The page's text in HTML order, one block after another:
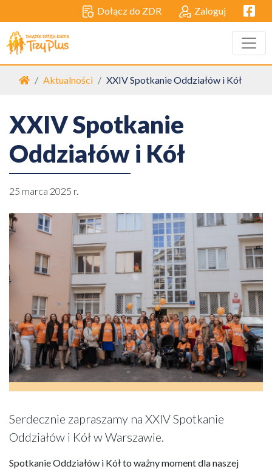
Dołącz do ZDR Zaloguj
Strona główna
Aktualności XXIV Spotkanie Oddziałów i Kół
XXIV Spotkanie
Oddziałów i Kół
25 marca 2025 r.
Serdecznie zapraszamy na XXIV Spotkanie
Oddziałów i Kół w Warszawie.
Spotkanie Oddziałów i Kół to ważny moment dla naszej